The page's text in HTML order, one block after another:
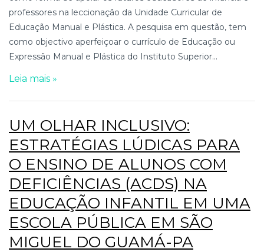
professores na leccionação da Unidade Curricular de
Educação Manual e Plástica. A pesquisa em questão, tem
como objectivo aperfeiçoar o currículo de Educação ou
Expressão Manual e Plástica do Instituto Superior...
Leia mais »
UM OLHAR INCLUSIVO:
ESTRATÉGIAS LÚDICAS PARA
O ENSINO DE ALUNOS COM
DEFICIÊNCIAS (ACDS) NA
EDUCAÇÃO INFANTIL EM UMA
ESCOLA PÚBLICA EM SÃO
MIGUEL DO GUAMÁ-PA